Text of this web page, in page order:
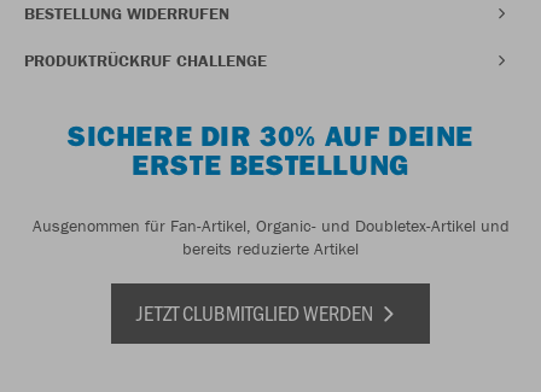
BESTELLUNG WIDERRUFEN
PRODUKTRÜCKRUF CHALLENGE
SICHERE DIR 30% AUF DEINE
ERSTE BESTELLUNG
Ausgenommen für Fan-Artikel, Organic- und Doubletex-Artikel und
bereits reduzierte Artikel
JETZT CLUBMITGLIED WERDEN